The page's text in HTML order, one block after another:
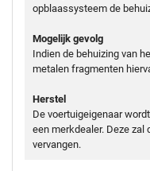
opblaassysteem de
Mogelijk gevolg
Indien de behuizing van
metalen fragmenten
Herstel
De voertuigeigenaar
een merkdealer. Deze
vervangen.